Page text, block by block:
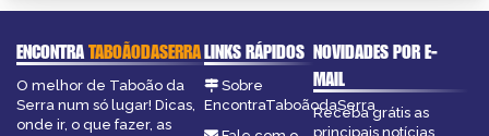
ENCONTRATABOÃODASERRA
O melhor de Taboão da
Serra num só lugar! Dicas,
onde ir, o que fazer, as
LINKS RÁPIDOS
Sobre
EncontraTaboãodaSerra
NOVIDADES POR E-
MAIL
Receba grátis as
principais notícias,